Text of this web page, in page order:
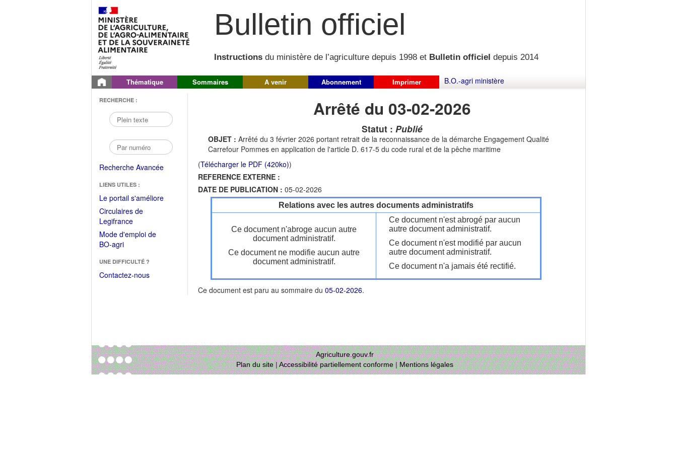
Bulletin officiel
Instructions du ministère de l’agriculture depuis 1998 et Bulletin officiel depuis 2014
Thématique Sommaires A venir Abonnement Imprimer B.O.-agri ministère
RECHERCHE :
Recherche Avancée
LIENS UTILES :
Le portail s'améliore(Fichier
Circulaires de
Legifrance(Ouvrir
dans
une
fenêtre)
Mode d'emploi de
BO-agri(Ouvrir
une
nouvelle
UNE DIFFICULTÉ ?
Contactez-nous
Arrêté du 03-02-2026
Statut : Publié
OBJET : Arrêté du 3 février 2026 portant retrait de la reconnaissance de la démarche Engagement Qualité
Carrefour Pommes en application de l'article D. 617-5 du code rural et de la pêche maritime
(Télécharger le PDF (420ko))
REFERENCE EXTERNE :
DATE DE PUBLICATION : 05-02-2026
Relations avec les autres documents administratifs
Ce document n'abroge aucun autre
document administratif.
Ce document ne modifie aucun autre
document administratif.
Ce document n'est abrogé par aucun
autre document administratif.
Ce document n'est modifié par aucun
autre document administratif.
Ce document n'a jamais été rectifié.
Ce document est paru au sommaire du 05-02-2026.
Agriculture.gouv.fr
Plan du site|Accessibilité partiellement conforme|Mentions légales